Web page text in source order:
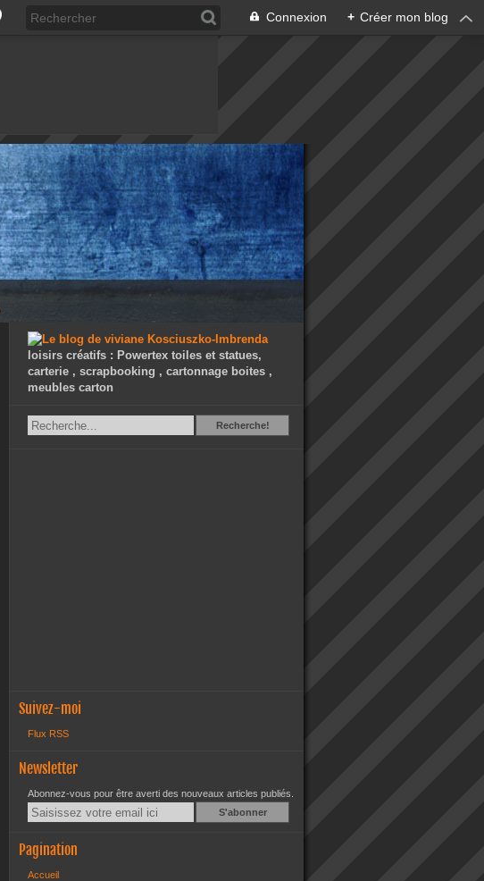
Connexion + Créer mon blog
loisirs créatifs : Powertex toiles et statues,
carterie , scrapbooking , cartonnage boites ,
meubles carton
RechercheRecherche!
Suivez-moi
Flux RSS
Newsletter
Abonnez-vous pour être averti des nouveaux articles publiés.
Email
Pagination
Accueil